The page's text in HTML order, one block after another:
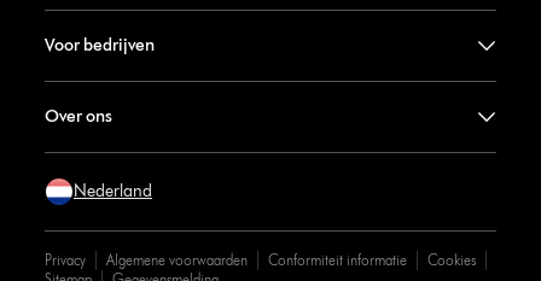
Voor bedrijven
Over ons
Nederland
Privacy Algemene voorwaarden Conformiteit informatie
Cookies